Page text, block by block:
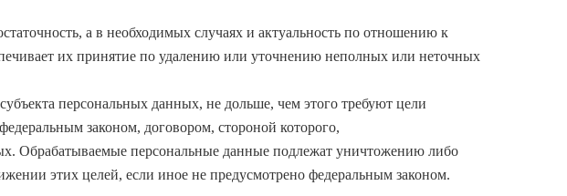
а в необходимых случаях и актуальность по отношению к
их принятие по удалению или уточнению неполных или неточных
персональных данных, не дольше, чем этого требуют цели
законом, договором, стороной которого,
Обрабатываемые персональные данные подлежат уничтожению либо
этих целей, если иное не предусмотрено федеральным законом.